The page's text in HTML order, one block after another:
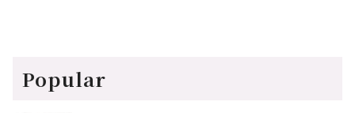
Popular